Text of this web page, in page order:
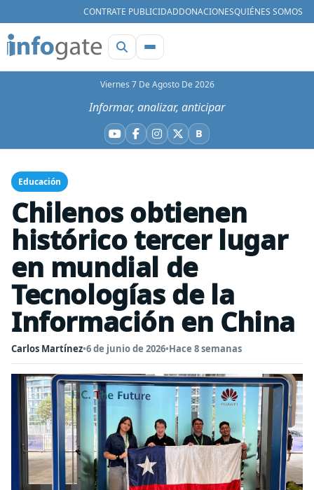
CONTRATE PUBLICIDADDONACIONESQUIÉNES SOMOS
Viernes 7 De Agosto De 2026
Informar, analizar, anticipar
YouTube
Facebook
Instagram
X BBluesky
Educación
Chilenos obtienen
histórico tercer lugar
en mundial de
Tecnologías de la
Información en China
Carlos Martínez•6 de junio de 2026•Hace 8 semanas